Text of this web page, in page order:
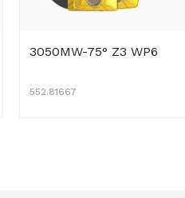
3050MW-75° Z3 WP6
552.81667